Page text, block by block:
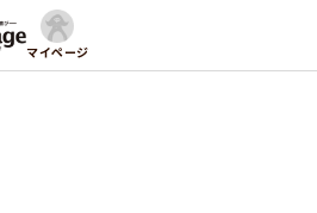
マイページ